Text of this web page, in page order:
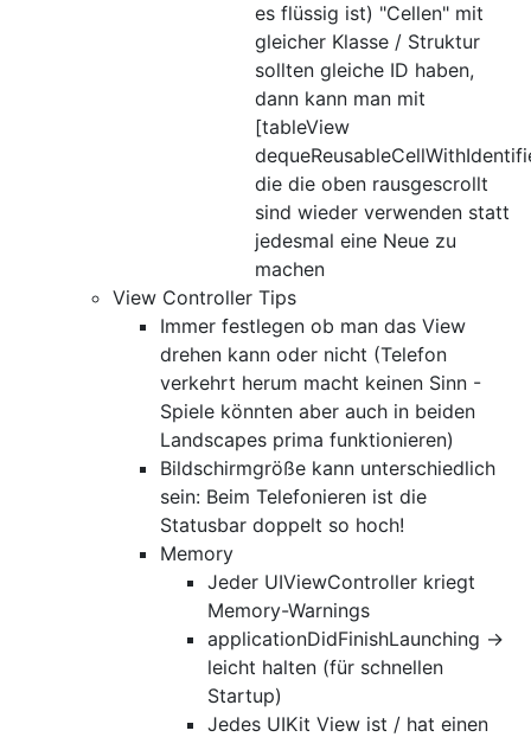
es flüssig ist) "Cellen" mit
gleicher Klasse / Struktur
sollten gleiche ID haben,
dann kann man mit
[tableView
die die oben rausgescrollt
sind wieder verwenden statt
jedesmal eine Neue zu
machen
View Controller Tips
Immer festlegen ob man das View
drehen kann oder nicht (Telefon
verkehrt herum macht keinen Sinn -
Spiele könnten aber auch in beiden
Landscapes prima funktionieren)
Bildschirmgröße kann unterschiedlich
sein: Beim Telefonieren ist die
Statusbar doppelt so hoch!
Memory
Jeder UIViewController kriegt
Memory-Warnings
applicationDidFinishLaunching ->
leicht halten (für schnellen
Startup)
Jedes UIKit View ist / hat einen